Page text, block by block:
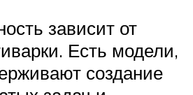
зависит от
Есть модели,
создание